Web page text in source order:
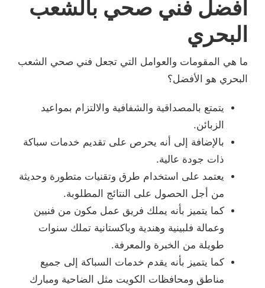
افضل فني صحي بالشعب
البحري
ما هي المقومات والعوامل التي تجعل فني صحي الشعب
البحري هو الأفضل؟
يتمتع بالمصداقية والشفافية والالتزام بمواعيد
الزبائن.
بالإضافة إلى أنه يحرص على تقديم خدمات سباكة
ذات جودة عالية.
يعتمد على استخدام طرق وتقنيات متطورة وحديثة
من أجل الحصول على النتائج المطلوبة.
كما يتميز بأنه يملك فريق عمل مكون من فنيين
وعمالة فلبينية وهندية وباكستانية تملك سنوات
طويلة من الخبرة والمعرفة.
كما يتميز بأنه يقدم خدمات السباكة إلى جميع
مناطق ومحافظات الكويت مثل الضاحية ومبارك